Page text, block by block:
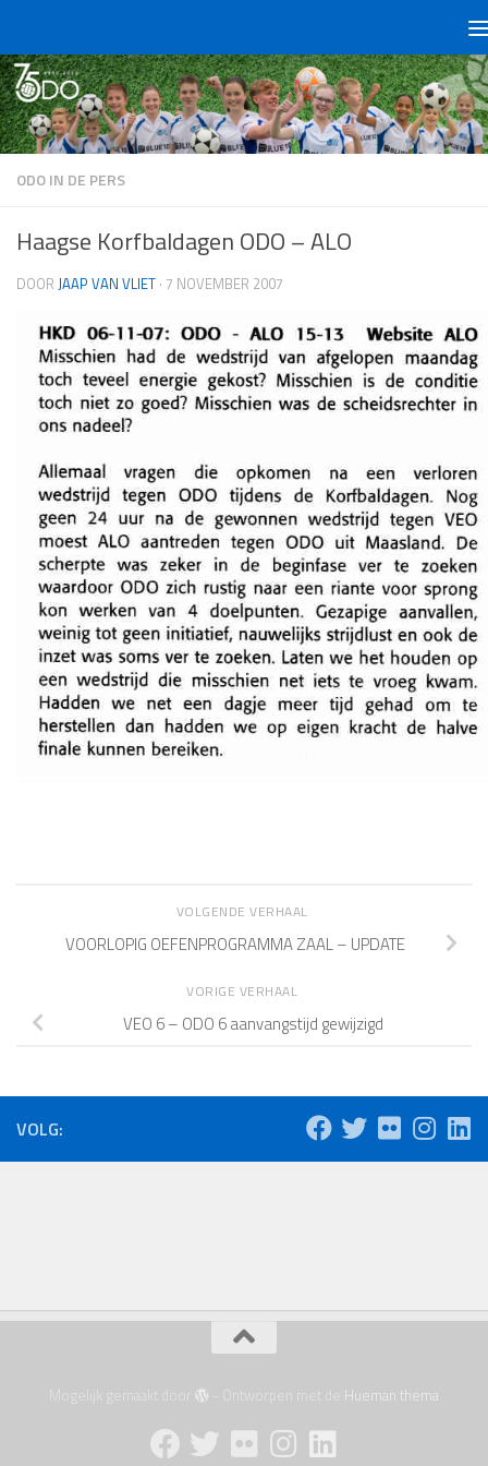
ODO IN DE PERS
Haagse Korfbaldagen ODO – ALO
DOOR JAAP VAN VLIET · 7 NOVEMBER 2007
VOLGENDE VERHAAL
VOORLOPIG OEFENPROGRAMMA ZAAL – UPDATE
VORIGE VERHAAL
VEO 6 – ODO 6 aanvangstijd gewijzigd
VOLG:
Mogelijk gemaakt door - Ontworpen met de Hueman thema